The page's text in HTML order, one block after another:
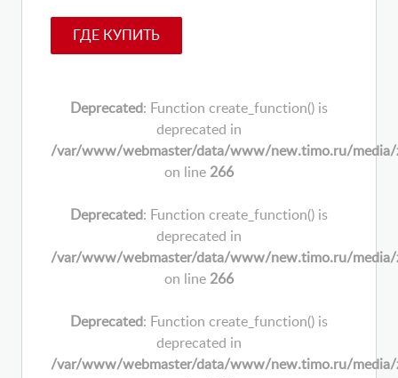
ГДЕ КУПИТЬ
Deprecated: Function create_function() is
deprecated in
/var/www/webmaster/data/www/new.timo.ru/media/
on line 266
Deprecated: Function create_function() is
deprecated in
/var/www/webmaster/data/www/new.timo.ru/media/
on line 266
Deprecated: Function create_function() is
deprecated in
/var/www/webmaster/data/www/new.timo.ru/media/